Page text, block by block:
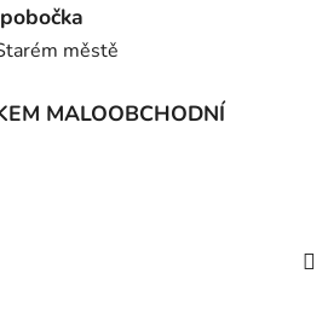
městě
MALOOBCHODNÍ